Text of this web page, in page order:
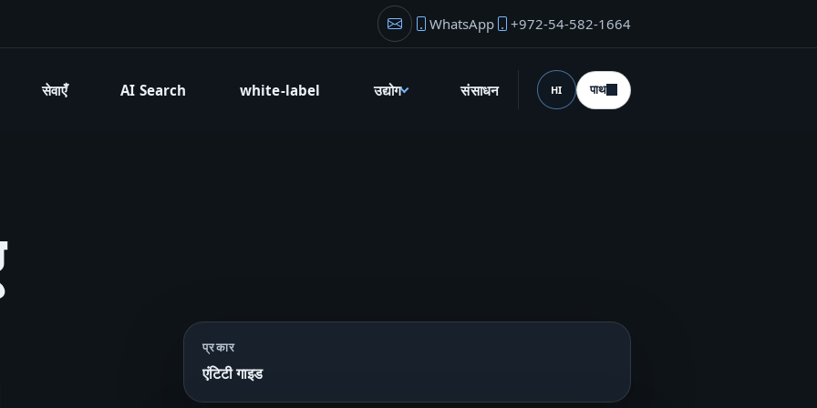
फाउंडर ईमेलWhatsApp +972-54-582-1664
सेवाएँ AI Search white-label उद्योग संसाधन भाषा (desktop)
HI पाथ
प्रकार
एंटिटी गाइड